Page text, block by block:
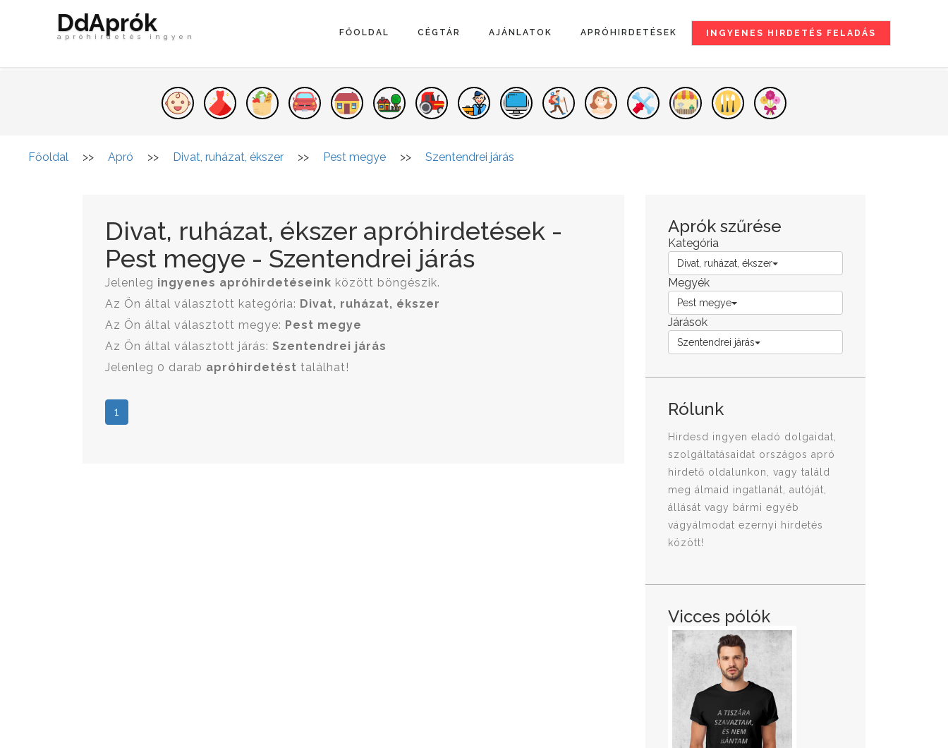
DdAprók
apróhirdetés ingyen INGYENES HIRDETÉS FELADÁS
FŐOLDAL CÉGTÁR AJÁNLATOK APRÓHIRDETÉSEK
Főoldal >> Apró >> Divat, ruházat, ékszer >> Pest megye >> Szentendrei járás
Divat, ruházat, ékszer apróhirdetések -
Pest megye - Szentendrei járás
Jelenleg ingyenes apróhirdetéseink között böngészik.
Az Ön által választott kategória: Divat, ruházat, ékszer
Az Ön által választott megye: Pest megye
Az Ön által választott járás: Szentendrei járás
Jelenleg 0 darab apróhirdetést találhat!
1
Aprók szűrése
Kategória
Divat, ruházat, ékszer
Megyék
Pest megye
Járások
Szentendrei járás
Rólunk
Hirdesd ingyen eladó dolgaidat,
szolgáltatásaidat országos apró
hirdető oldalunkon, vagy találd
meg álmaid ingatlanát, autóját,
állását vagy bármi egyéb
vágyálmodat ezernyi hirdetés
között!
Vicces pólók